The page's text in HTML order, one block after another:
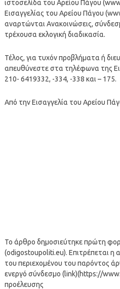
ιστοσελίδα του Αρείου Πάγου
Εισαγγελίας του Αρείου Πάγου
αναρτώνται Ανακοινώσεις,
τρέχουσα εκλογική διαδικασία.
Τέλος, για τυχόν προβλήματα ή
απευθύνεστε στα τηλέφωνα της
210- 6419332, -334, -338 και – 175.
Από την Εισαγγελία του Αρείου
Το άρθρο δημοσιεύτηκε πρώτη
(odigostoupoliti.eu). Επιτρέπεται η
του περιεχομένου του παρόντος
ενεργό σύνδεσμο (link)(https://
προέλευσης